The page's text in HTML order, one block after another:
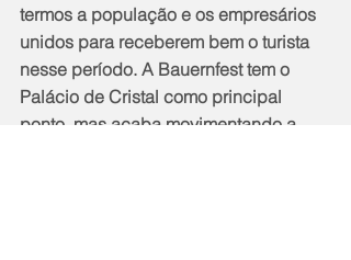
termos a população e os empresários
unidos para receberem bem o turista
nesse período. A Bauernfest tem o
Palácio de Cristal como principal
ponto, mas acaba movimentando a